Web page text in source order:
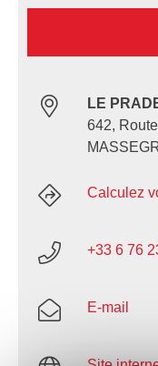
LE
642,
Calculez
+33 6 76
E-mail